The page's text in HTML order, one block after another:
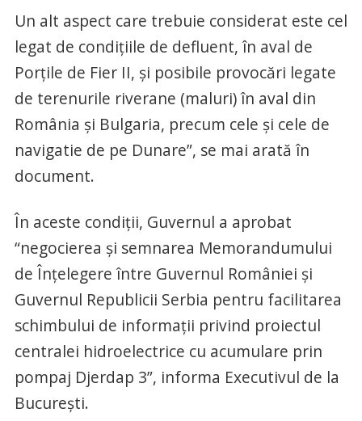
Un alt aspect care trebuie considerat este cel
legat de condițiile de defluent, în aval de
Porțile de Fier II, și posibile provocări legate
de terenurile riverane (maluri) în aval din
România și Bulgaria, precum cele și cele de
navigatie de pe Dunare”, se mai arată în
document.
În aceste condiții, Guvernul a aprobat
“negocierea și semnarea Memorandumului
de Înțelegere între Guvernul României și
Guvernul Republicii Serbia pentru facilitarea
schimbului de informații privind proiectul
centralei hidroelectrice cu acumulare prin
pompaj Djerdap 3”, informa Executivul de la
București.